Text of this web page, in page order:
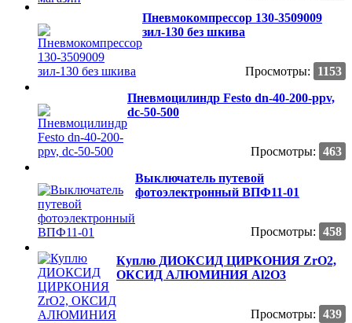
Пневмокомпрессор 130-3509009
зил-130 без шкива
Просмотры:
1153
Пневмоцилиндр Festo dn-40-200-ppv,
dc-50-500
Просмотры: 463
Выключатель путевой
фотоэлектронный ВПФ11-01
Просмотры: 458
Куплю ДИОКСИД ЦИРКОНИЯ ZrO2,
ОКСИД АЛЮМИНИЯ Al2O3
Просмотры: 439